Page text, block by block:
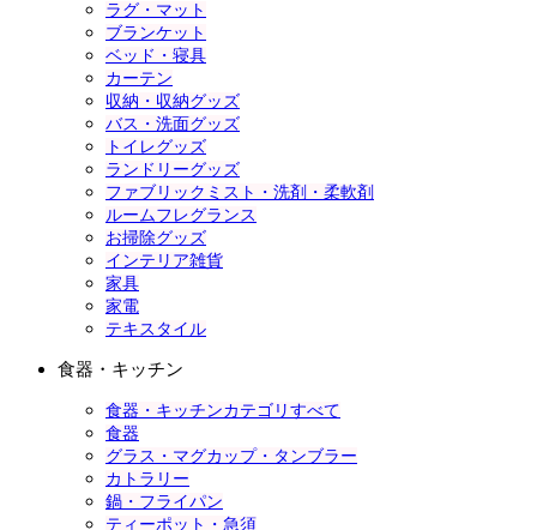
ラグ・マット
ブランケット
ベッド・寝具
カーテン
収納・収納グッズ
バス・洗面グッズ
トイレグッズ
ランドリーグッズ
ファブリックミスト・洗剤・柔軟剤
ルームフレグランス
お掃除グッズ
インテリア雑貨
家具
家電
テキスタイル
食器・キッチン
食器・キッチンカテゴリすべて
食器
グラス・マグカップ・タンブラー
カトラリー
鍋・フライパン
ティーポット・急須